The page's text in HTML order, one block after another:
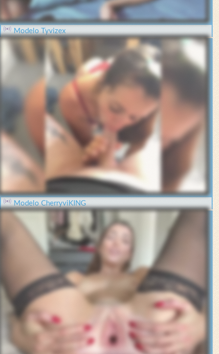
Modelo Tyvizex
Modelo CherryviKING